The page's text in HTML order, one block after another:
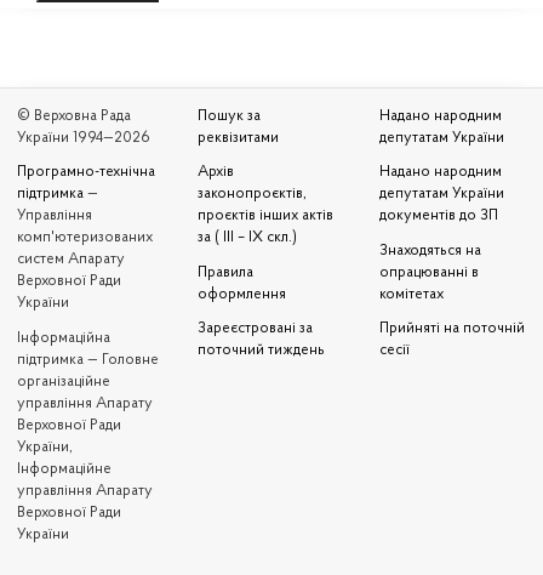
© Верховна Рада
України 1994—2026
Програмно-технічна
підтримка —
Управління
комп'ютеризованих
систем Апарату
Верховної Ради
України
Iнформаційна
підтримка — Головне
організаційне
управління Апарату
Верховної Ради
України,
Інформаційне
управління Апарату
Верховної Ради
України
Пошук за
реквізитами
Архів
законопроєктів,
проєктів інших актів
за ( III – IX скл.)
Правила
оформлення
Зареєстровані за
поточний тиждень
Надано народним
депутатам України
Надано народним
депутатам України
документів до ЗП
Знаходяться на
опрацюванні в
комітетах
Прийняті на поточній
сесії